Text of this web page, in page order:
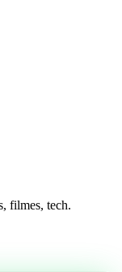
filmes, tech.